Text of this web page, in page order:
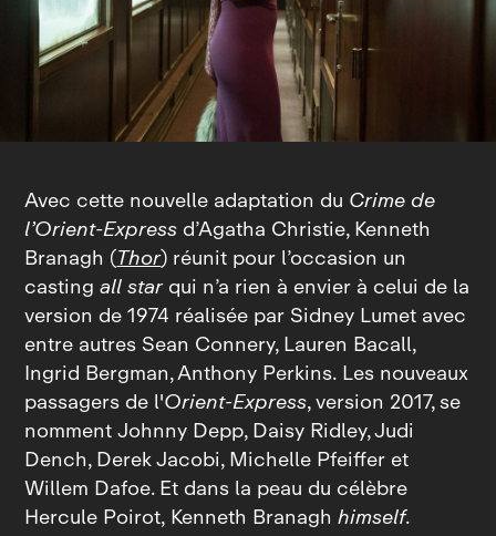
Avec cette nouvelle adaptation du Crime de
l’Orient‑Express d’Agatha Christie, Kenneth
Branagh (Thor) réunit pour l’occasion un
castingall starqui n’a rien à envier à celui de la
version de 1974 réalisée par Sidney Lumet avec
entre autres Sean Connery, Lauren Bacall,
Ingrid Bergman, Anthony Perkins. Les nouveaux
passagers de l'Orient‑Express, version 2017, se
nomment Johnny Depp, Daisy Ridley, Judi
Dench, Derek Jacobi, Michelle Pfeiffer et
Willem Dafoe. Et dans la peau du célèbre
Hercule Poirot, Kenneth Branaghhimself.